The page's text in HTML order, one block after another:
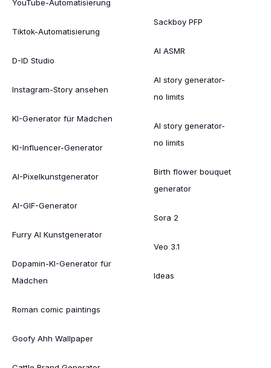
YouTube-Automatisierung
Tiktok-Automatisierung
D-ID Studio
Instagram-Story ansehen
KI-Generator für Mädchen
KI-Influencer-Generator
AI-Pixelkunstgenerator
AI-GIF-Generator
Furry AI Kunstgenerator
Dopamin-KI-Generator für
Mädchen
Roman comic paintings
Goofy Ahh Wallpaper
Sackboy PFP
AI ASMR
AI story generator-
no limits
AI story generator-
no limits
Birth flower bouquet
generator
Sora 2
Veo 3.1
Ideas